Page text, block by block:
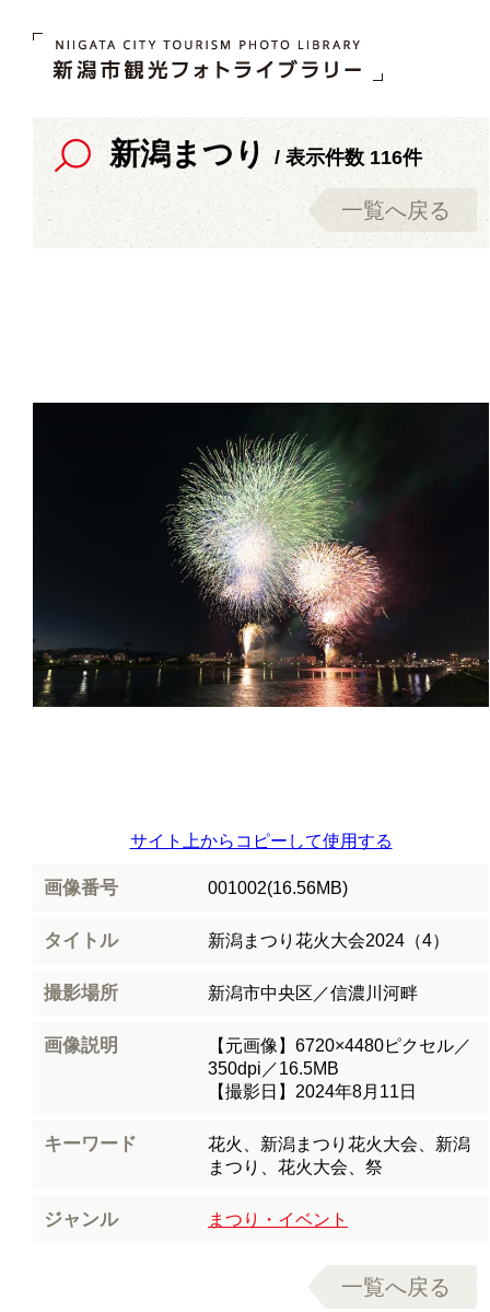
新潟まつり / 表示件数 116件
一覧へ戻る
サイト上からコピーして使用する
画像番号 001002(16.56MB)
タイトル 新潟まつり花火大会2024（4）
撮影場所 新潟市中央区／信濃川河畔
画像説明
【元画像】6720×4480ピクセル／
350dpi／16.5MB
【撮影日】2024年8月11日
キーワード
花火、新潟まつり花火大会、新潟
まつり、花火大会、祭
ジャンル まつり・イベント
一覧へ戻る